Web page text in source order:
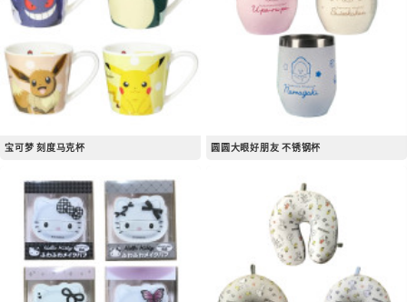
宝可梦 刻度马克杯 圆圆大眼好朋友 不锈钢杯